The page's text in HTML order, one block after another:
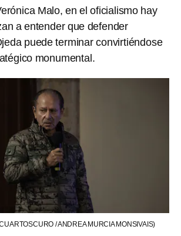
Malo, en el oficialismo hay
a entender que defender
puede terminar convirtiéndose
monumental.
/ ANDREA MURCIA MONSIVAIS)